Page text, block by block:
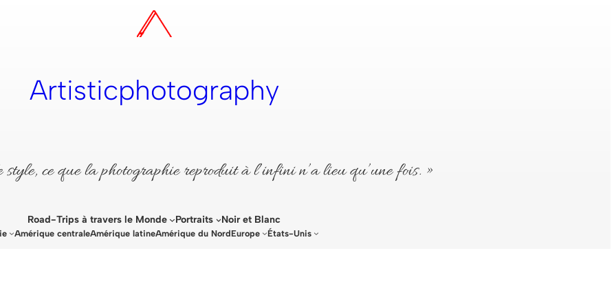
Artisticphotography
ce que la photographie reproduit à l’infini n’a lieu qu’une fois. »
Road-Trips à travers le Monde Portraits Noir et Blanc
Amérique centraleAmérique latineAmérique du NordEurope États-Unis